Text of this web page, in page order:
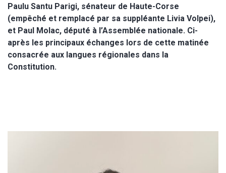
Paulu Santu Parigi, sénateur de Haute-Corse
(empêché et remplacé par sa suppléante Livia Volpei),
et Paul Molac, député à l’Assemblée nationale. Ci-
après les principaux échanges lors de cette matinée
consacrée aux langues régionales dans la
Constitution.